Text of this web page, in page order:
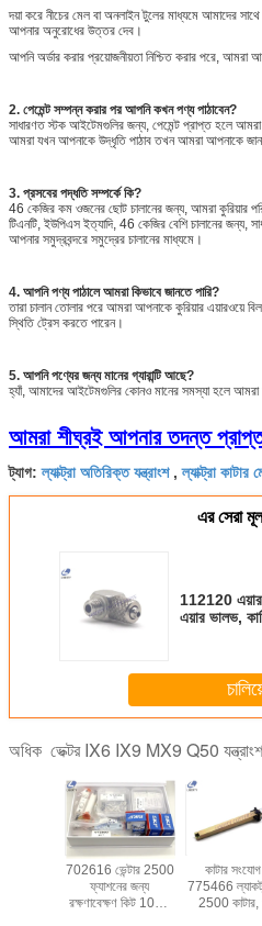
দয়া করে নীচের মেল বা অনলাইন টুলের মাধ্যমে আমাদের
আপনার অনুরোধের উত্তর দেব।
আপনি অর্ডার করার প্রয়োজনীয়তা নিশ্চিত করার পরে, আমরা
2. পেমেন্ট সম্পন্ন করার পর আপনি কখন পণ্য পাঠাবেন?
সাধারণত স্টক আইটেমগুলির জন্য, পেমেন্ট প্রাপ্ত হলে আমরা
আমরা যখন আপনাকে উদ্ধৃতি পাঠাব তখন আমরা আপনাকে
3. প্রসবের পদ্ধতি সম্পর্কে কি?
46 কেজির কম ওজনের ছোট চালানের জন্য, আমরা কুরিয়ার
টিএনটি, ইউপিএস ইত্যাদি, 46 কেজির বেশি চালানের জন্য,
আপনার সমুদ্রবন্দরে সমুদ্রের চালানের মাধ্যমে।
4. আপনি পণ্য পাঠালে আমরা কিভাবে জানতে পারি?
তারা চালান তোলার পরে আমরা আপনাকে কুরিয়ার এয়ারওয়ে
স্থিতি ট্রেস করতে পারেন।
5. আপনি পণ্যের জন্য মানের গ্যারান্টি আছে?
হ্যাঁ, আমাদের আইটেমগুলির কোনও মানের সমস্যা হলে
আমরা শীঘ্রই আপনার তদন্ত
ট্যাগ:ল্যাক্ট্রা অতিরিক্ত যন্ত্রাংশ,ল্যাক্ট্রা কাটার
এর সেরা
112120 এয়ার
এয়ার ভালভ,
অধিক ভেক্টর IX6 IX9 MX9 Q50 যন্ত্রাংশ
702616 ভেন্টার 2500
ফ্যাশনের জন্য
রক্ষণাবেক্ষণ কিট 1000
কাটার
775466
2500 কাটার,